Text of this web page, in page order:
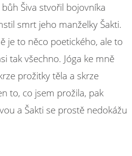
Šiva stvořil bojovníka
smrt jeho manželky Šakti.
je to něco poetického, ale to
tak všechno. Jóga ke mně
prožitky těla a skrze
to, co jsem prožila, pak
a Šakti se prostě nedokážu